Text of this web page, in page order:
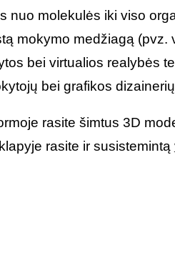
nuo molekulės iki viso
mokymo medžiagą
bei virtualios realybės
bei grafikos
rasite šimtus 3D
rasite ir susistemintą